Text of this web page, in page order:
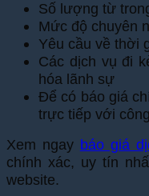
Số lượng từ
Mức độ chuyên
Yêu cầu về thời
Các dịch vụ đi
hóa lãnh sự
Để có báo giá
trực tiếp với
Xem ngay báo giá
chính xác, uy tín
website.